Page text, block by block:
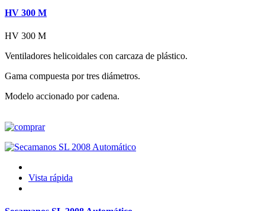
HV 300 M
HV 300 M
Ventiladores helicoidales con carcaza de plástico.
Gama compuesta por tres diámetros.
Modelo accionado por cadena.
Vista rápida